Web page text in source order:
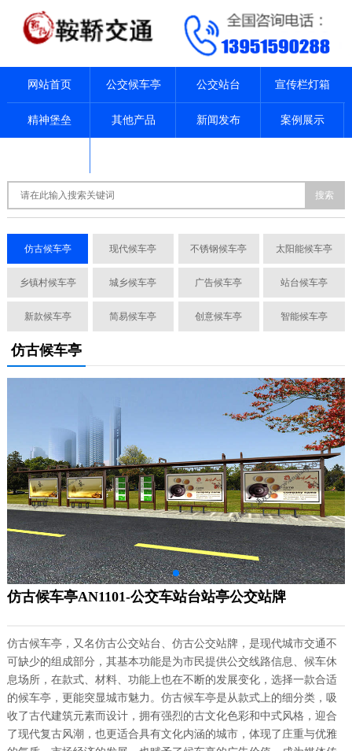
网站首页 公交候车亭 公交站台 宣传栏灯箱
精神堡垒 其他产品 新闻发布 案例展示
搜索
仿古候车亭 现代候车亭 不锈钢候车亭 太阳能候车亭
乡镇村候车亭 城乡候车亭 广告候车亭 站台候车亭
新款候车亭 简易候车亭 创意候车亭 智能候车亭
仿古候车亭
仿古候车亭AN1101-公交车站台站亭公交站牌
仿古候车亭，又名仿古公交站台、仿古公交站牌，是现代城市交通不
可缺少的组成部分，其基本功能是为市民提供公交线路信息、候车休
息场所，在款式、材料、功能上也在不断的发展变化，选择一款合适
的候车亭，更能突显城市魅力。仿古候车亭是从款式上的细分类，吸
收了古代建筑元素而设计，拥有强烈的古文化色彩和中式风格，迎合
了现代复古风潮，也更适合具有文化内涵的城市，体现了庄重与优雅